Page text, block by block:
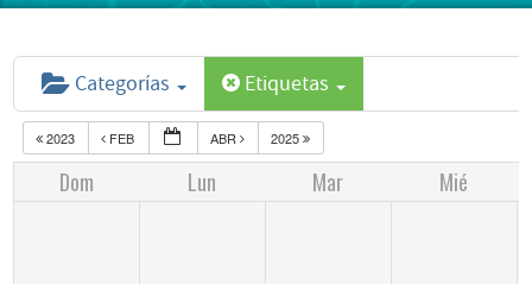
Categorías Etiquetas
2023 FEB ABR 2025
Dom Lun Mar Mié